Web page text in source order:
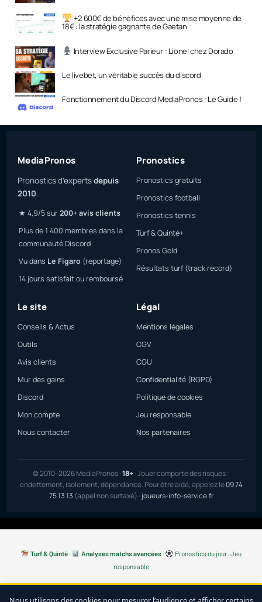
+2 600€ de bénéfices avec une mise moyenne de
18€ : la stratégie gagnante de Gaetan
Interview Exclusive Parieur : Lionel chez Dorado
Le livebet, un véritable succès du discord
Fonctionnement du Discord MediaPronos : Le Guide !
MediaPronos
Pronostics d’expertsdepuis
2010.
★ 4,9/5 sur200+ avis clients
Plus de 1 400 membres dans la
communauté Discord
Vu dans Le Figaro (reportage)
14 jours satisfait ou remboursé
Pronostics
Pronostics gratuits
Pronostics football
Pronostics tennis
Turf & Quinté+
Pronos Gold
Résultats turf (track record)
Le site
Conseils & Actus
Outils
Avis clients
Mur des gains
Discord
Mon compte
Nous contacter
Légal
Mentions légales
CGV
CGU
Confidentialité (RGPD)
Politique de cookies
Jeu responsable
Nos partenaires
© 2010–2026 MediaPronos ·18+ · Jouer comporte des risques :
endettement, isolement, dépendance. Pour être aidé, appelez le09 74
75 13 13 (appel non surtaxé) · joueurs-info-service.fr
Turf & Quinté· Analyses matchs avancées· Pronostics du jour·Jeu
responsable